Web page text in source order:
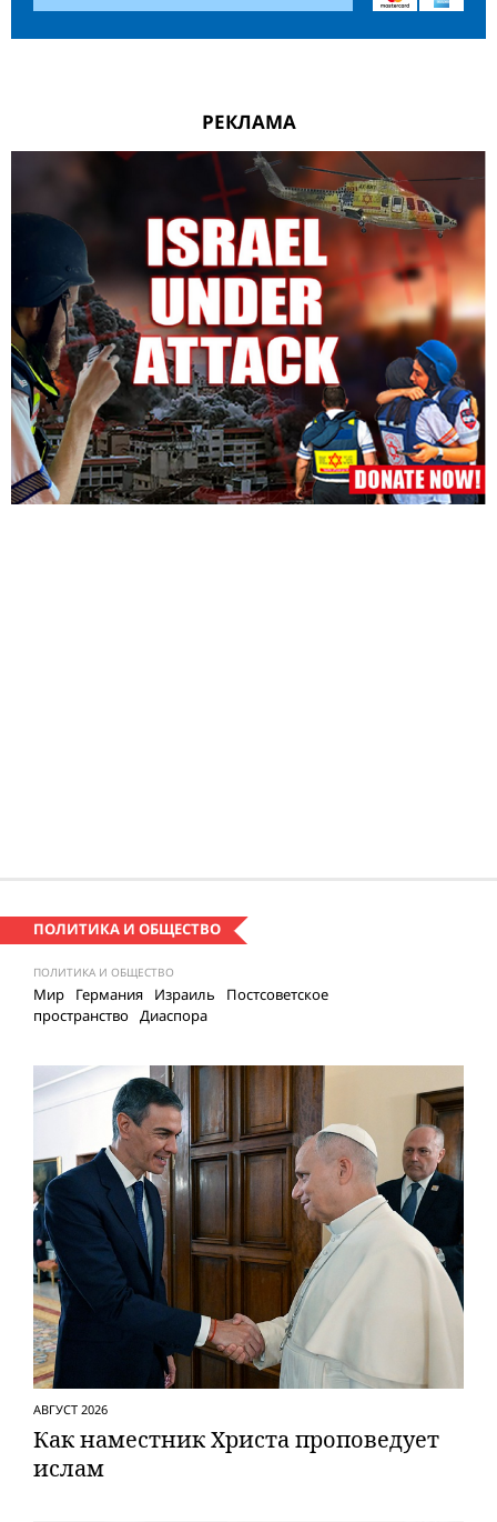
РЕКЛАМА
ПОЛИТИКА И ОБЩЕСТВО
ПОЛИТИКА И ОБЩЕСТВО
Мир Германия Израиль
Постсоветское
пространство Диаспора
АВГУСТ 2026
Как наместник Христа проповедует
ислам